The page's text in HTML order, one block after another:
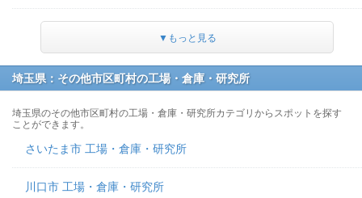
▼もっと見る
埼玉県：その他市区町村の工場・倉庫・研究所
埼玉県のその他市区町村の工場・倉庫・研究所カテゴリからスポットを探す
ことができます。
さいたま市 工場・倉庫・研究所
川口市 工場・倉庫・研究所